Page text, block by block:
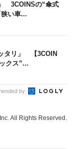
3COINSの“傘式
い車...
タリ」 【3COIN
クス”...
by
All Rights Reserved.